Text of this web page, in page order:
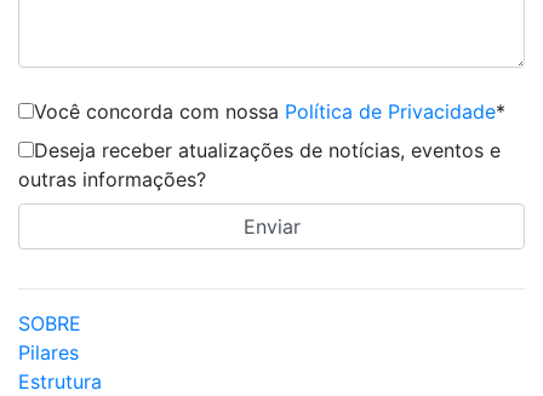
Você concorda com nossa Política de Privacidade*
Deseja receber atualizações de notícias, eventos e
outras informações?
SOBRE
Pilares
Estrutura